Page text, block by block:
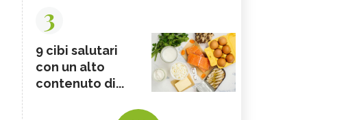
3
9 cibi salutari
con un alto
contenuto di...